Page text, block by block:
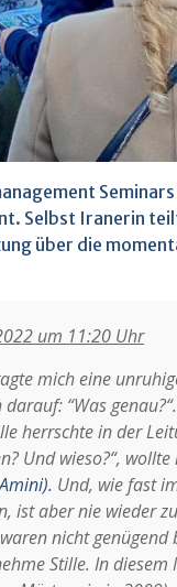
Selbst Iranerin
über die
um 11:20 Uhr
mich eine
“Was
herrschte in der
Und wieso?“,
Und, wie fast
ist aber nie wieder
nicht genügend
Stille. In